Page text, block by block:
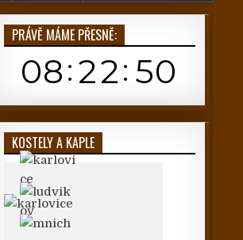
PRÁVĚ MÁME PŘESNĚ:
KOSTELY A KAPLE